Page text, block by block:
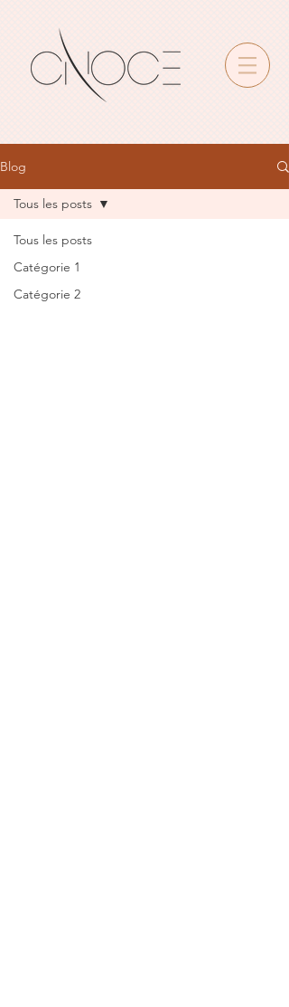
Blog
Tous les posts
Catégorie 1
Catégorie 2
Tous les posts